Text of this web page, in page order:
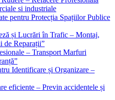
si industriale
pentru Protecția Spațiilor Publice
și Lucrări în Trafic – Montaj,
de Reparații”
– Transport Marfuri
Identificare și Organizare –
eficiente – Previn accidentele și